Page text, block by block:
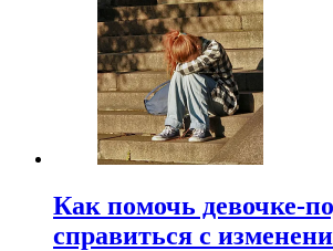
Как помочь девочке-
справиться с